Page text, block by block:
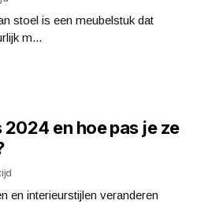
stoel is een meubelstuk dat
m...
en hoe pas je ze
en interieurstijlen veranderen